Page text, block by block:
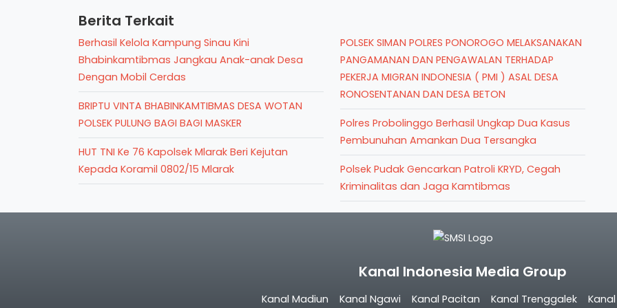
Berita Terkait
Berhasil Kelola Kampung Sinau Kini
Bhabinkamtibmas Jangkau Anak-anak Desa
Dengan Mobil Cerdas
BRIPTU VINTA BHABINKAMTIBMAS DESA WOTAN
POLSEK PULUNG BAGI BAGI MASKER
HUT TNI Ke 76 Kapolsek Mlarak Beri Kejutan
Kepada Koramil 0802/15 Mlarak
POLSEK SIMAN POLRES PONOROGO MELAKSANAKAN
PANGAMANAN DAN PENGAWALAN TERHADAP
PEKERJA MIGRAN INDONESIA ( PMI ) ASAL DESA
RONOSENTANAN DAN DESA BETON
Polres Probolinggo Berhasil Ungkap Dua Kasus
Pembunuhan Amankan Dua Tersangka
Polsek Pudak Gencarkan Patroli KRYD, Cegah
Kriminalitas dan Jaga Kamtibmas
Kanal Indonesia Media Group
Kanal Madiun Kanal Ngawi Kanal Pacitan Kanal Trenggalek